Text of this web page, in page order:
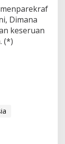
Dimana
keseruan
(*)